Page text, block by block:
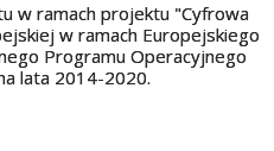
w ramach projektu "Cyfrowa
w ramach Europejskiego
Programu Operacyjnego
lata 2014-2020.